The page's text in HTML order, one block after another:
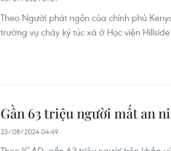
Theo Người phát ngôn của chính phủ
trường vụ cháy ký túc xá ở Học viện
Gần 63 triệu người mất an
23/08/2024 04:49